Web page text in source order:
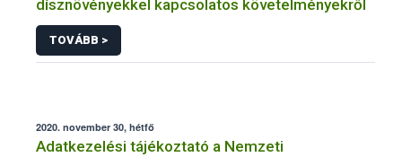
dísznövényekkel kapcsolatos követelményekről
TOVÁBB >
2020. november 30, hétfő
Adatkezelési tájékoztató a Nemzeti